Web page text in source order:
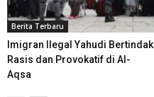
Berita Terbaru
Imigran Ilegal Yahudi Bertindak
Rasis dan Provokatif di Al-
Aqsa